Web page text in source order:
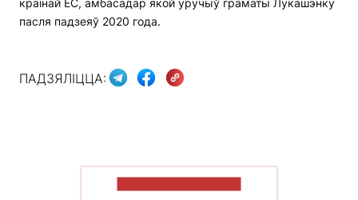
краінай ЕС, амбасадар якой уручыў граматы Лукашэнку
пасля падзеяў 2020 года.
ПАДЗЯЛІЦЦА: